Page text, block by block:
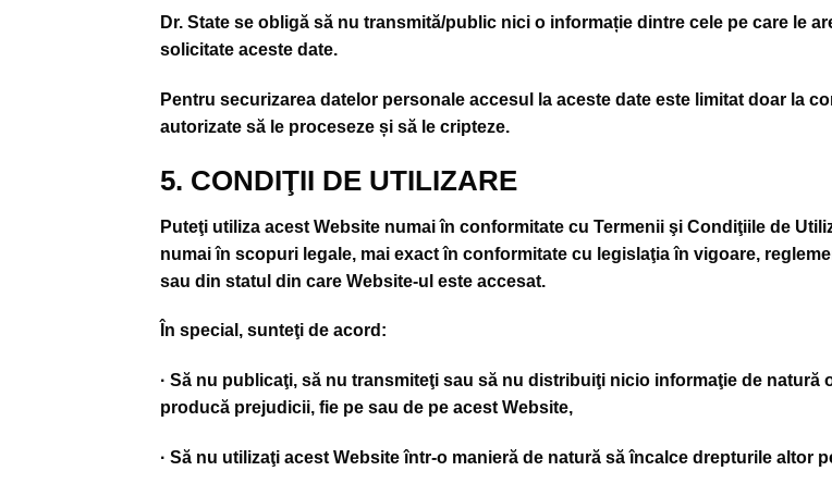
Dr. State se obligă să nu transmită/public nici o informație dintre cele pe care le
solicitate aceste date.
Pentru securizarea datelor personale accesul la aceste date este limitat doar la
autorizate să le proceseze și să le cripteze.
5. CONDIŢII DE UTILIZARE
Puteţi utiliza acest Website numai în conformitate cu Termenii şi Condiţiile de
numai în scopuri legale, mai exact în conformitate cu legislaţia în vigoare,
sau din statul din care Website-ul este accesat.
În special, sunteţi de acord:
· Să nu publicaţi, să nu transmiteţi sau să nu distribuiţi nicio informaţie de natură
producă prejudicii, fie pe sau de pe acest Website,
· Să nu utilizaţi acest Website într-o manieră de natură să încalce drepturile altor